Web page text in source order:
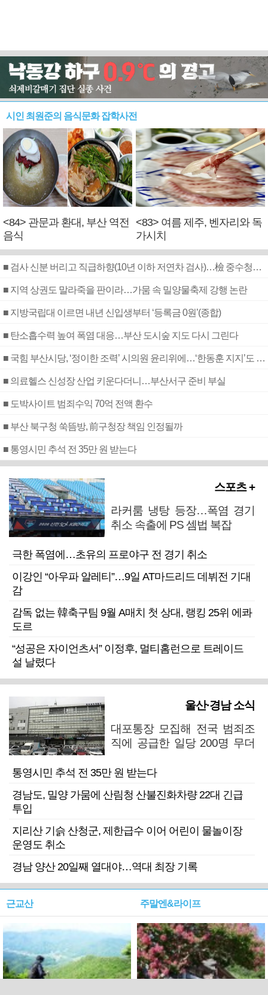
시인 최원준의 음식문화 잡학사전
<84> 관문과 환대, 부산 역전
음식
<83> 여름 제주, 벤자리와 독
가시치
■ 검사 신분 버리고 직급하향(10년 이하 저연차 검사)…檢 중수청행 기피
■ 지역 상권도 말라죽을 판이라…가뭄 속 밀양물축제 강행 논란
■ 지방국립대 이르면 내년 신입생부터 ‘등록금 0원’(종합)
■ 탄소흡수력 높여 폭염 대응…부산 도시숲 지도 다시 그린다
■ 국힘 부산시당, ‘정이한 조력’ 시의원 윤리위에…‘한동훈 지지’도 신고접수
■ 의료헬스 신성장 산업 키운다더니…부산서구 준비 부실
■ 도박사이트 범죄수익 70억 전액 환수
■ 부산 북구청 쑥뜸방, 前구청장 책임 인정될까
■ 통영시민 추석 전 35만 원 받는다
스포츠 +
라커룸 냉탕 등장…폭염 경기
취소 속출에 PS 셈법 복잡
극한 폭염에…초유의 프로야구 전 경기 취소
이강인 “아우파 알레티”…9일 AT마드리드 데뷔전 기대
감
감독 없는 韓축구팀 9월 A매치 첫 상대, 랭킹 25위 에콰
도르
“성공은 자이언츠서” 이정후, 멀티홈런으로 트레이드
설 날렸다
울산·경남 소식
대포통장 모집해 전국 범죄조
직에 공급한 일당 200명 무더
통영시민 추석 전 35만 원 받는다
경남도, 밀양 가뭄에 산림청 산불진화차량 22대 긴급
투입
지리산 기슭 산청군, 제한급수 이어 어린이 물놀이장
운영도 취소
경남 양산 20일째 열대야…역대 최장 기록
근교산 주말엔&라이프